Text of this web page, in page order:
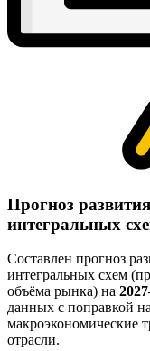
Прогноз
интегральных
Составлен прогноз
интегральных схем
объёма рынка) на
данных с поправкой
макроэкономические
отрасли.